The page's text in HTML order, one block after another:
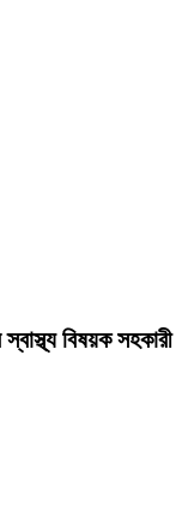
বিষয়ক সহকারী